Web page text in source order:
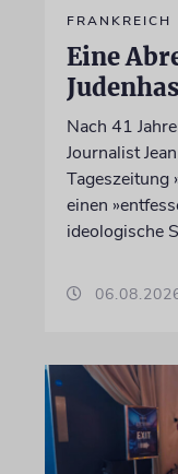
FRANKREICH
Eine
Nach 41
Journalist
Tageszeitung
einen
ideologische